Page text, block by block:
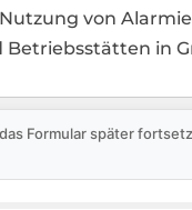
von
in
Formular später